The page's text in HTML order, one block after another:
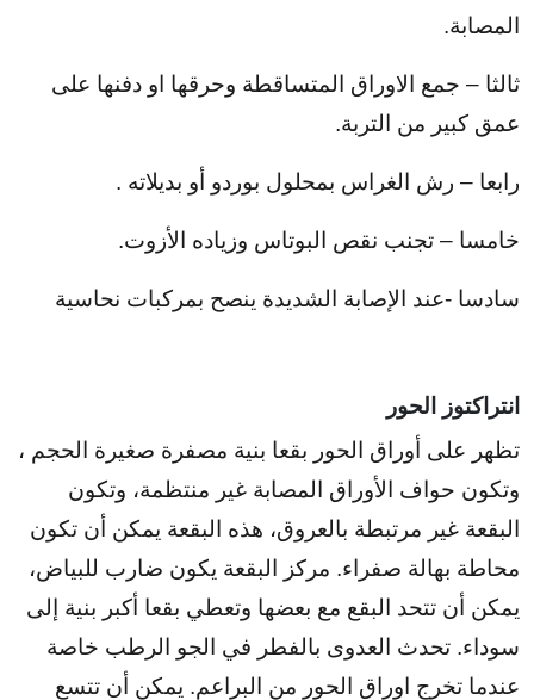
المصابة.
ثالثا – جمع الاوراق المتساقطة وحرقها او دفنها على
عمق كبير من التربة.
رابعا – رش الغراس بمحلول بوردو أو بديلاته .
خامسا – تجنب نقص البوتاس وزياده الأزوت.
سادسا -عند الإصابة الشديدة ينصح بمركبات نحاسية
انتراكتوز الحور
تظهر على أوراق الحور بقعا بنية مصفرة صغيرة الحجم ،
وتكون حواف الأوراق المصابة غير منتظمة، وتكون
البقعة غير مرتبطة بالعروق، هذه البقعة يمكن أن تكون
محاطة بهالة صفراء. مركز البقعة يكون ضارب للبياض،
يمكن أن تتحد البقع مع بعضها وتعطي بقعا أكبر بنية إلى
سوداء. تحدث العدوى بالفطر في الجو الرطب خاصة
عندما تخرج اوراق الحور من البراعم. يمكن أن تتسع